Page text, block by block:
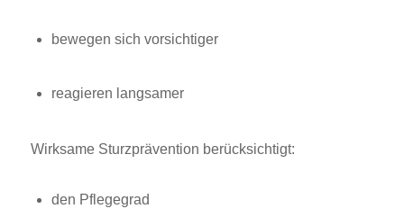
bewegen sich vorsichtiger
reagieren langsamer
Wirksame Sturzprävention berücksichtigt:
den Pflegegrad